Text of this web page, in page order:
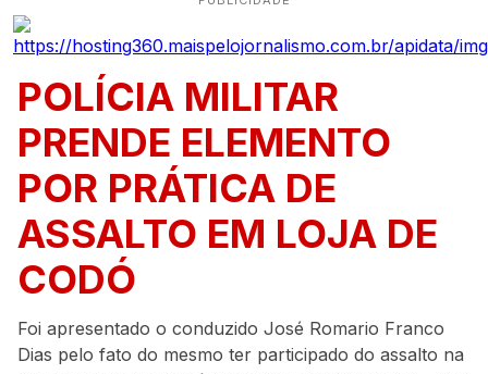
POLÍCIA MILITAR
PRENDE ELEMENTO
POR PRÁTICA DE
ASSALTO EM LOJA DE
CODÓ
Foi apresentado o conduzido José Romario Franco
Dias pelo fato do mesmo ter participado do assalto na